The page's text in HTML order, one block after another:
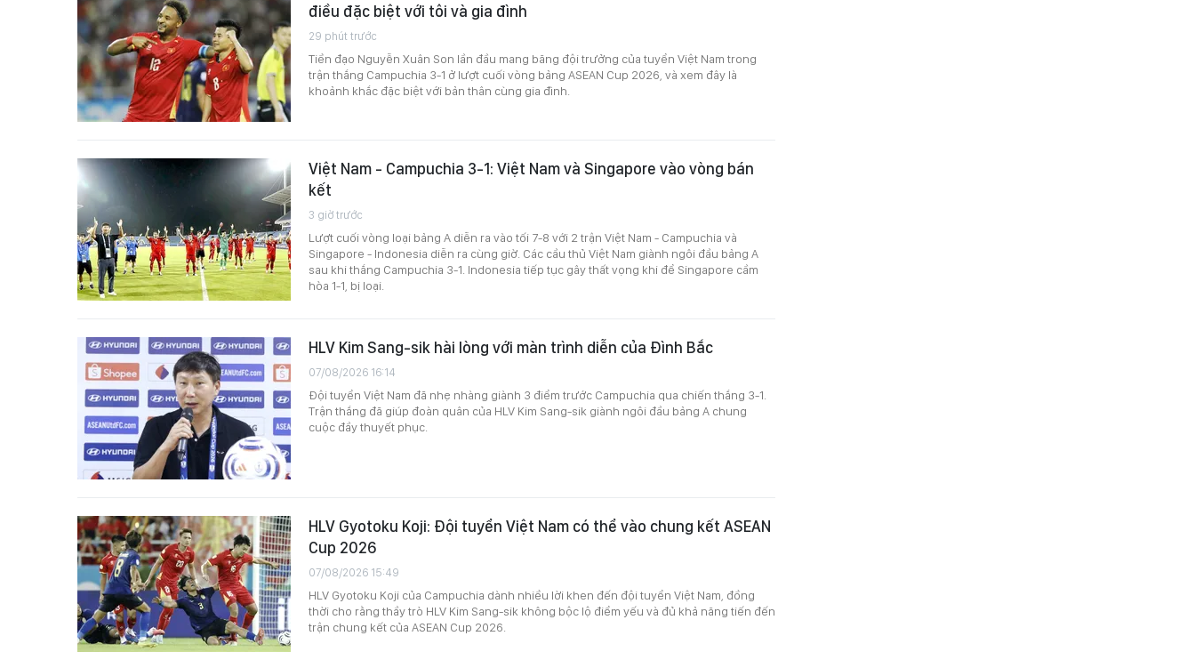
điều đặc biệt với tôi và gia đình
29 phút trước
Tiền đạo Nguyễn Xuân Son lần đầu mang băng đội trưởng của tuyển Việt Nam trong
trận thắng Campuchia 3-1 ở lượt cuối vòng bảng ASEAN Cup 2026, và xem đây là
khoảnh khắc đặc biệt với bản thân cùng gia đình.
Việt Nam - Campuchia 3-1: Việt Nam và Singapore vào vòng bán
kết
3 giờ trước
Lượt cuối vòng loại bảng A diễn ra vào tối 7-8 với 2 trận Việt Nam - Campuchia và
Singapore - Indonesia diễn ra cùng giờ. Các cầu thủ Việt Nam giành ngôi đầu bảng A
sau khi thắng Campuchia 3-1. Indonesia tiếp tục gây thất vọng khi để Singapore cầm
hòa 1-1, bị loại.
HLV Kim Sang-sik hài lòng với màn trình diễn của Đình Bắc
07/08/2026 16:14
Đội tuyển Việt Nam đã nhẹ nhàng giành 3 điểm trước Campuchia qua chiến thắng 3-1.
Trận thắng đã giúp đoàn quân của HLV Kim Sang-sik giành ngôi đầu bảng A chung
cuộc đầy thuyết phục.
HLV Gyotoku Koji: Đội tuyển Việt Nam có thể vào chung kết ASEAN
Cup 2026
07/08/2026 15:49
HLV Gyotoku Koji của Campuchia dành nhiều lời khen đến đội tuyển Việt Nam, đồng
thời cho rằng thầy trò HLV Kim Sang-sik không bộc lộ điểm yếu và đủ khả năng tiến đến
trận chung kết của ASEAN Cup 2026.